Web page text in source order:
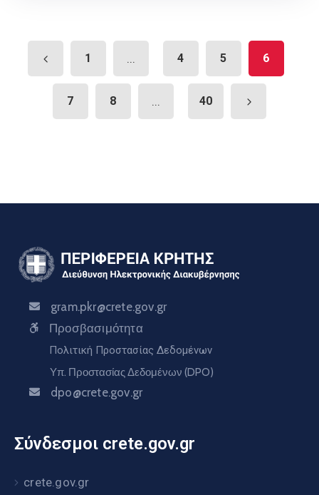
1 ... 4 5 6
7 8 ... 40
gram.pkr@crete.gov.gr
Προσβασιμότητα
Πολιτική Προστασίας Δεδομένων
Υπ. Προστασίας Δεδομένων (DPO)
dpo@crete.gov.gr
Σύνδεσμοι crete.gov.gr
crete.gov.gr